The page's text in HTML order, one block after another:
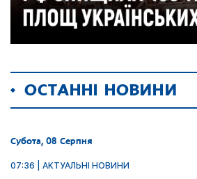
ОСТАННІ НОВИНИ
Субота, 08 Серпня
07:36 | АКТУАЛЬНІ НОВИНИ